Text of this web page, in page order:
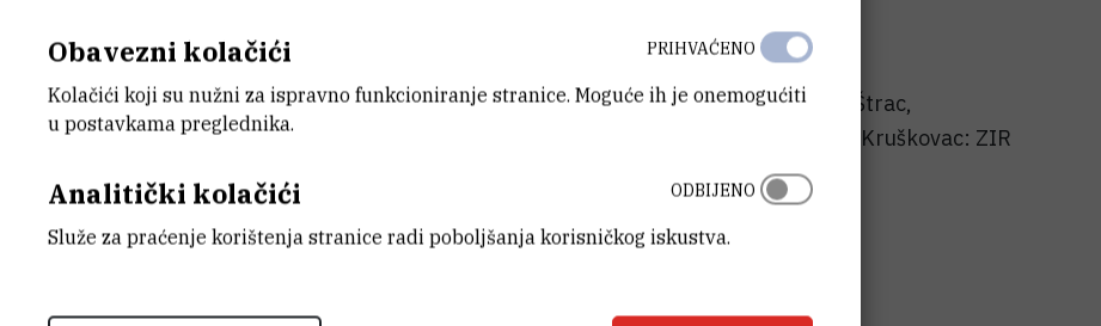
PRIRUČNIK
Crnolatac, Ivo; Lang Balija, Maja; Paar, Dalibor; Ravlić, Sanda; Švob Štrac,
Dubravka |
. Kruškovac: ZIR
Obavezni kolačići
Kolačići koji su nužni za ispravno funkcioniranje stranice. Moguće ih je onemogućiti
u postavkama preglednika.
PRIHVAĆENO
Analitički kolačići
Služe za praćenje korištenja stranice radi poboljšanja korisničkog iskustva.
ODBIJENO